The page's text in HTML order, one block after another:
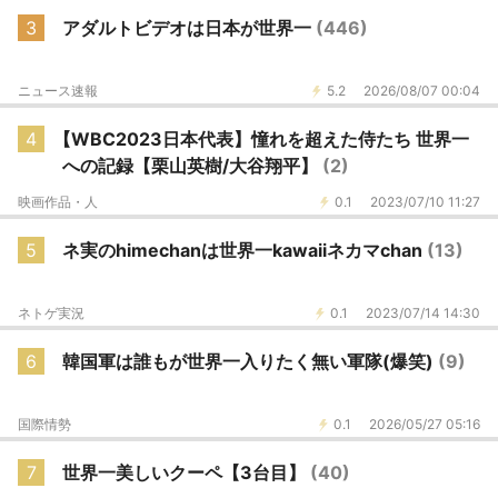
3 アダルトビデオは日本が世界一 (446)
5.2 2026/08/07 00:04
ニュース速報
4
【WBC2023日本代表】憧れを超えた侍たち 世界一
への記録【栗山英樹/大谷翔平】 (2)
0.1 2023/07/10 11:27
映画作品・人
5 ネ実のhimechanは世界一kawaiiネカマchan (13)
0.1 2023/07/14 14:30
ネトゲ実況
6 韓国軍は誰もが世界一入りたく無い軍隊(爆笑) (9)
0.1 2026/05/27 05:16
国際情勢
7 世界一美しいクーペ【3台目】 (40)